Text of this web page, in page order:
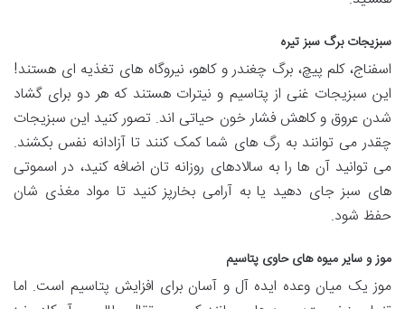
سبزیجات برگ سبز تیره
اسفناج، کلم پیچ، برگ چغندر و کاهو، نیروگاه های تغذیه ای هستند!
این سبزیجات غنی از پتاسیم و نیترات هستند که هر دو برای گشاد
شدن عروق و کاهش فشار خون حیاتی اند. تصور کنید این سبزیجات
چقدر می توانند به رگ های شما کمک کنند تا آزادانه نفس بکشند.
می توانید آن ها را به سالادهای روزانه تان اضافه کنید، در اسموتی
های سبز جای دهید یا به آرامی بخارپز کنید تا مواد مغذی شان
حفظ شود.
موز و سایر میوه های حاوی پتاسیم
موز یک میان وعده ایده آل و آسان برای افزایش پتاسیم است. اما